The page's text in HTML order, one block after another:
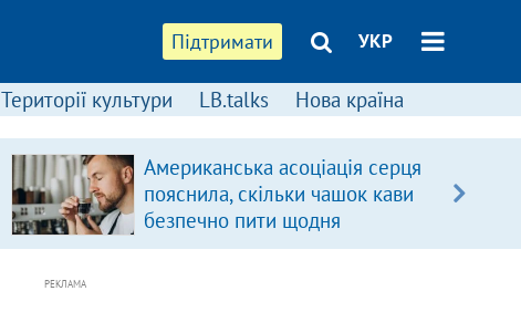
Підтримати УКР
Території культури LB.talks Нова країна
Американська асоціація серця
пояснила, скільки чашок кави
безпечно пити щодня
РЕКЛАМА